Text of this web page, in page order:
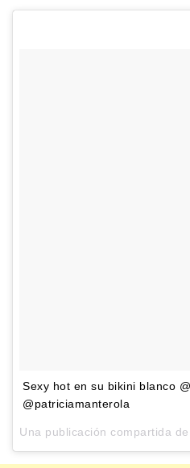
Sexy hot en su bikini blanco
@patriciamanterola
Una publicación compartida de